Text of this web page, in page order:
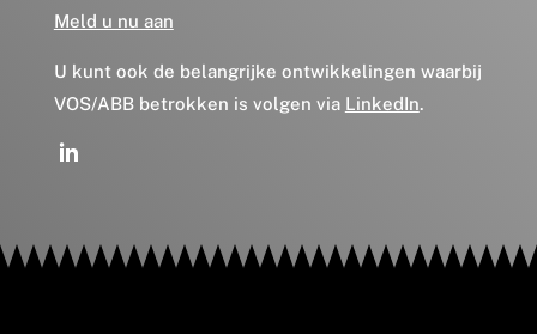
Meld u nu aan
U kunt ook de belangrijke ontwikkelingen waarbij
VOS/ABB betrokken is volgen via LinkedIn.